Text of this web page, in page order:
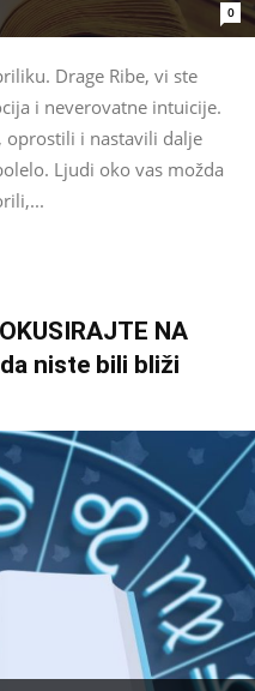
0
Drage Ribe, vi ste
i neverovatne intuicije.
oprostili i nastavili dalje
Ljudi oko vas možda
NA
niste bili bliži